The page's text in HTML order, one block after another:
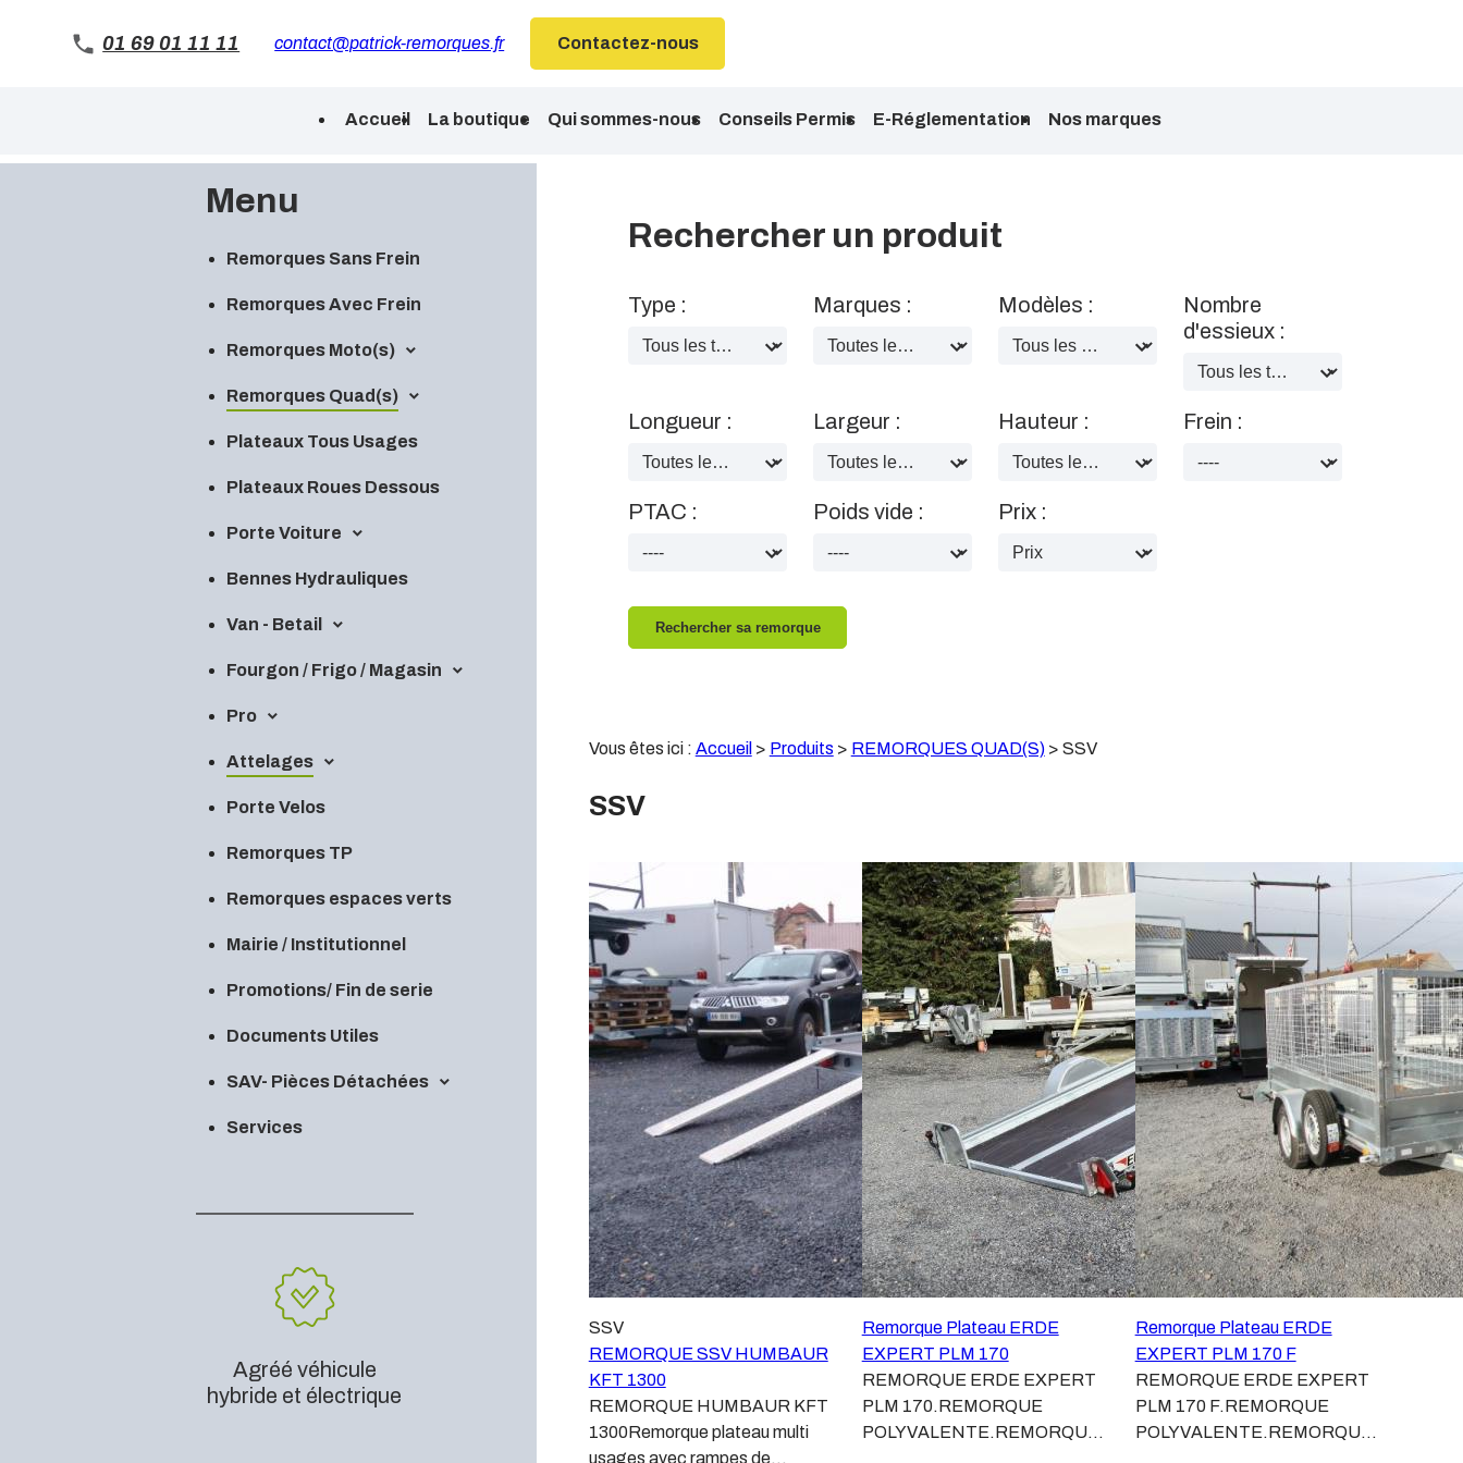
01 69 01 11 11 contact@patrick-remorques.fr Contactez-nous
Accueil La boutique Qui sommes-nous Conseils Permis E-Réglementation Nos marques
Menu
Remorques Sans Frein
Remorques Avec Frein
Remorques Moto(s)
Remorques Quad(s)
Plateaux Tous Usages
Plateaux Roues Dessous
Porte Voiture
Bennes Hydrauliques
Van - Betail
Fourgon / Frigo / Magasin
Pro
Attelages
Porte Velos
Remorques TP
Remorques espaces verts
Mairie / Institutionnel
Promotions/ Fin de serie
Documents Utiles
SAV- Pièces Détachées
Services
Agréé véhicule
hybride et électrique
Rechercher un produit
Type : Marques : Modèles :
Nombre
d'essieux :
Longueur : Largeur : Hauteur : Frein :
PTAC : Poids vide : Prix :
Vous êtes ici : Accueil > Produits > REMORQUES QUAD(S)> SSV
SSV
SSV
REMORQUE SSV HUMBAUR
KFT 1300
REMORQUE HUMBAUR KFT
1300Remorque plateau multi
usages avec rampes de
Remorque Plateau ERDE
EXPERT PLM 170
REMORQUE ERDE EXPERT
PLM 170.REMORQUE
POLYVALENTE.REMORQUE
Remorque Plateau ERDE
EXPERT PLM 170 F
REMORQUE ERDE EXPERT
PLM 170 F.REMORQUE
POLYVALENTE.REMORQUE